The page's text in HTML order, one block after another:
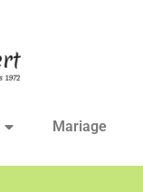
Mariage